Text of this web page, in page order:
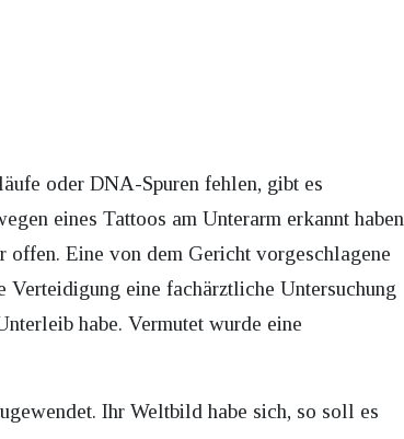
oder DNA-Spuren fehlen, gibt es
eines Tattoos am Unterarm erkannt haben
Eine von dem Gericht vorgeschlagene
Verteidigung eine fachärztliche Untersuchung
habe. Vermutet wurde eine
Ihr Weltbild habe sich, so soll es